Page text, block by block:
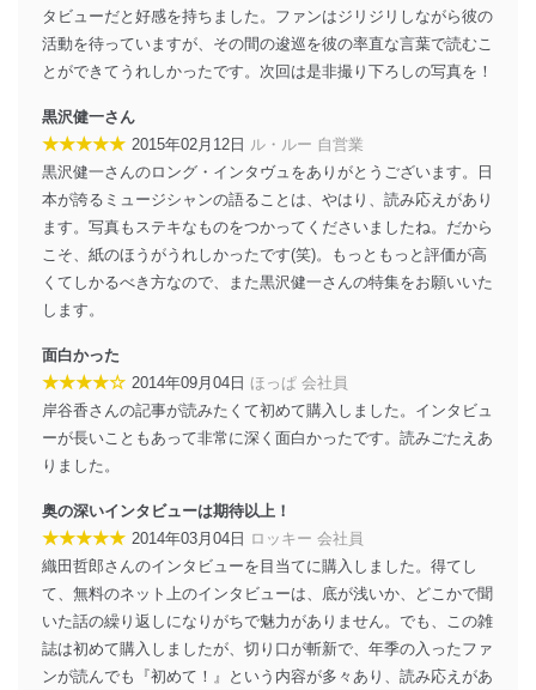
す。
個人情報の安全管理措置
に、下記セキュリティ対策をはじめとする安全対策を実
施し、個人情報の漏えい、滅失またはき損の防止及び是
正に努めます。
アクセス制御
個人データを取り扱うことのできる機器及び当該
機器を取り扱う従業者を明確化し、 個人データへ
の不要なアクセスを防止しています。
アクセス者の識別と認証
ーザーアカウント制御）により、個人情報データ
ベース等を取り扱う情報システムを使用する従業
者を識別・認証しています。
外部からの不正アクセス等の防止
個人データを取り扱う機器等にセキュリティ対策
ソフトウェア等を導入し、自動更新 機能等の活用
により、これを最新状態としています。
メール等により個人データの含まれるファイルを
送信する場合に、当該ファイルへのパスワードを
設定しています。
タビューだと好感を持ちました。ファンはジリジリしながら彼の
活動を待っていますが、その間の逡巡を彼の率直な言葉で読むこ
とができてうれしかったです。次回は是非撮り下ろしの写真を！
黒沢健一さん
★★★★★ 2015年02月12日 ル・ルー 自営業
黒沢健一さんのロング・インタヴュをありがとうございます。日
本が誇るミュージシャンの語ることは、やはり、読み応えがあり
ます。写真もステキなものをつかってくださいましたね。だから
こそ、紙のほうがうれしかったです(笑)。もっともっと評価が高
くてしかるべき方なので、また黒沢健一さんの特集をお願いいた
します。
面白かった
★★★★☆ 2014年09月04日 ほっぱ 会社員
岸谷香さんの記事が読みたくて初めて購入しました。インタビュ
ーが長いこともあって非常に深く面白かったです。読みごたえあ
りました。
奥の深いインタビューは期待以上！
★★★★★ 2014年03月04日 ロッキー 会社員
織田哲郎さんのインタビューを目当てに購入しました。得てし
て、無料のネット上のインタビューは、底が浅いか、どこかで聞
いた話の繰り返しになりがちで魅力がありません。でも、この雑
誌は初めて購入しましたが、切り口が斬新で、年季の入ったファ
ンが読んでも『初めて！』という内容が多々あり、読み応えがあ